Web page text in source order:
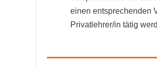
einen entsprechenden
Privatlehrer/in tätig